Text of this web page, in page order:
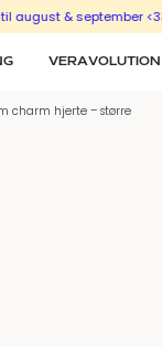
& september <333
VERAVOLUTION
charm hjerte – større